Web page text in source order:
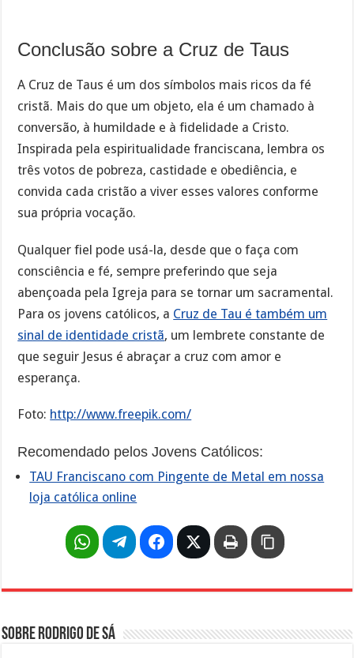
Conclusão sobre a Cruz de Taus
A Cruz de Taus é um dos símbolos mais ricos da fé
cristã. Mais do que um objeto, ela é um chamado à
conversão, à humildade e à fidelidade a Cristo.
Inspirada pela espiritualidade franciscana, lembra os
três votos de pobreza, castidade e obediência, e
convida cada cristão a viver esses valores conforme
sua própria vocação.
Qualquer fiel pode usá-la, desde que o faça com
consciência e fé, sempre preferindo que seja
abençoada pela Igreja para se tornar um sacramental.
Para os jovens católicos, a Cruz de Tau é também um
sinal de identidade cristã, um lembrete constante de
que seguir Jesus é abraçar a cruz com amor e
esperança.
Foto: http://www.freepik.com/
Recomendado pelos Jovens Católicos:
TAU Franciscano com Pingente de Metal em nossa
loja católica online
Sobre Rodrigo de Sá